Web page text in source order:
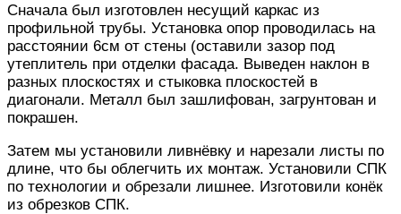
Сначала был изготовлен несущий каркас из
профильной трубы. Установка опор проводилась на
расстоянии 6см от стены (оставили зазор под
утеплитель при отделки фасада. Выведен наклон в
разных плоскостях и стыковка плоскостей в
диагонали. Металл был зашлифован, загрунтован и
покрашен.
Затем мы установили ливнёвку и нарезали листы по
длине, что бы облегчить их монтаж. Установили СПК
по технологии и обрезали лишнее. Изготовили конёк
из обрезков СПК.